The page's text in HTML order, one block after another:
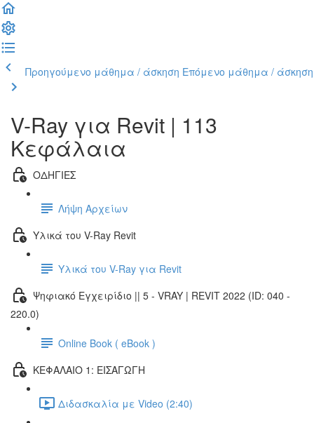
Προηγούμενο μάθημα / άσκηση Επόμενο μάθημα / άσκηση
V-Ray για Revit | 113
Κεφάλαια
ΟΔΗΓΙΕΣ
Λήψη Αρχείων
Υλικά του V-Ray Revit
Υλικά του V-Ray για Revit
Ψηφιακό Εγχειρίδιο || 5 - VRAY | REVIT 2022 (ID: 040 -
220.0)
Online Book ( eBook )
ΚΕΦΑΛΑΙΟ 1: ΕΙΣΑΓΩΓΗ
Διδασκαλία με Video (2:40)